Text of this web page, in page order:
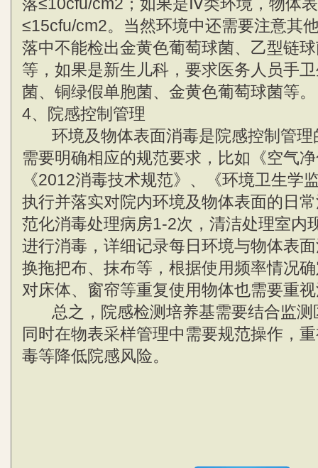
≤15cfu/cm2。当然环境中还需要注意其
落中不能检出金黄色葡萄球菌、乙型链
等，如果是新生儿科，要求医务人员手
菌、铜绿假单胞菌、金黄色葡萄球菌等。
4、院感控制管理
环境及物体表面消毒是院感控制管理
需要明确相应的规范要求，比如《空气
《2012消毒技术规范》、《环境卫生学
执行并落实对院内环境及物体表面的日
范化消毒处理病房1-2次，清洁处理室内
进行消毒，详细记录每日环境与物体表
换拖把布、抹布等，根据使用频率情况
对床体、窗帘等重复使用物体也需要重
总之，院感检测培养基需要结合监测
同时在物表采样管理中需要规范操作，
毒等降低院感风险。